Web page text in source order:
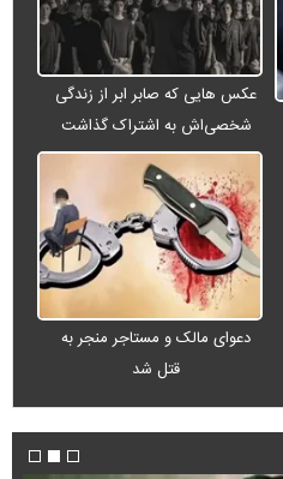
عکس هایی که صابر ابر از زندگی
شخصی‌اش به اشتراک گذاشت
دعوای مالک و مستاجر منجر به
قتل شد